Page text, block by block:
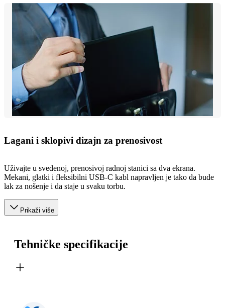
Lagani i sklopivi dizajn za prenosivost
Uživajte u svedenoj, prenosivoj radnoj stanici sa dva ekrana.
Mekani, glatki i fleksibilni USB-C kabl napravljen je tako da bude
lak za nošenje i da staje u svaku torbu.
Prikaži više
Tehničke specifikacije